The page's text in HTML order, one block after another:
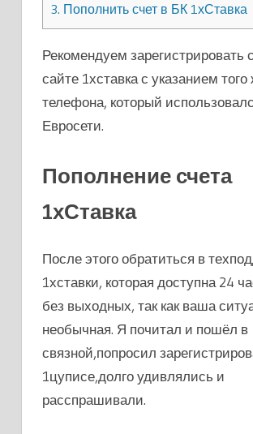
3. Пополнить счет в БК 1хСтавка
Рекомендуем зарегистрировать
сайте 1хставка с указанием
телефона, который
Евросети.
Пополнение счета
1хСтавка
После этого обратиться в
1хставки, которая доступна 24
без выходных, так как ваша
необычная. Я почитал и пошёл в
связной,попросил
1цуписе,долго удивлялись и
расспрашивали.